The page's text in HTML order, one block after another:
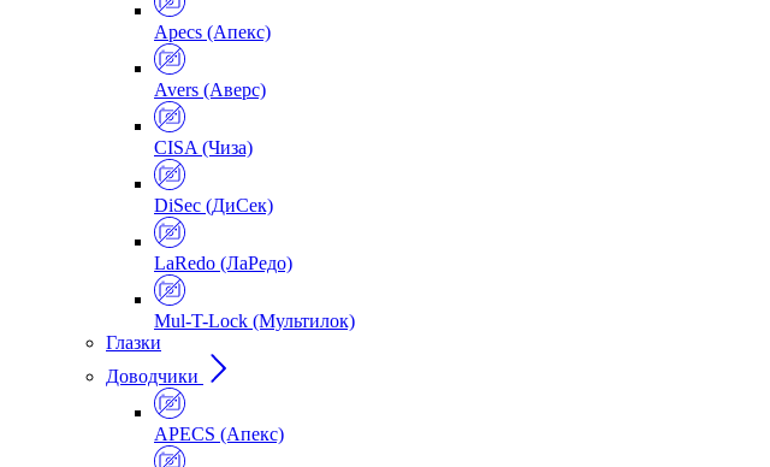
Apecs (Апекс)
Avers (Аверс)
CISA (Чиза)
DiSec (ДиСек)
LaRedo (ЛаРедо)
Mul-T-Lock (Мультилок)
Глазки
Доводчики
APECS (Апекс)